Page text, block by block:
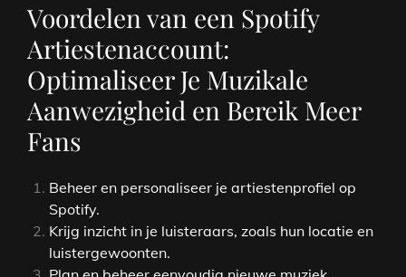
Voordelen van een Spotify
Artiestenaccount:
Optimaliseer Je Muzikale
Aanwezigheid en Bereik Meer
Fans
Beheer en personaliseer je artiestenprofiel op
Spotify.
Krijg inzicht in je luisteraars, zoals hun locatie en
luistergewoonten.